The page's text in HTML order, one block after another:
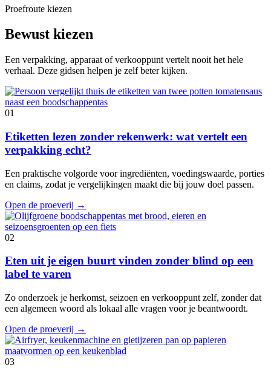
Proefroute kiezen
Bewust kiezen
Een verpakking, apparaat of verkooppunt vertelt nooit het hele
verhaal. Deze gidsen helpen je zelf beter kijken.
01
Etiketten lezen zonder rekenwerk: wat vertelt een
verpakking echt?
Een praktische volgorde voor ingrediënten, voedingswaarde, porties
en claims, zodat je vergelijkingen maakt die bij jouw doel passen.
Open de proeverij →
02
Eten uit je eigen buurt vinden zonder blind op een
label te varen
Zo onderzoek je herkomst, seizoen en verkooppunt zelf, zonder dat
een algemeen woord als lokaal alle vragen voor je beantwoordt.
Open de proeverij →
03